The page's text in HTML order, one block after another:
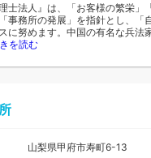
士法人』は、「お客様の繁栄」
事務所の発展」を指針とし、「
に努めます。中国の有名な兵法
を読む
山梨県甲府市寿町6-13